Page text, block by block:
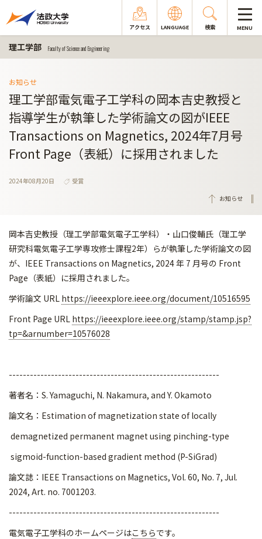
アクセス LANGUAGE 検索 MENU
理工学部 Faculty of Science and Engineering
お知らせ
理工学部電気電子工学科の岡本吉史教授と
指導学生が執筆した学術論文の図がIEEE
Transactions on Magnetics, 2024年7月号
Front Page（表紙）に採用されました
2024年08月20日
受賞
お知らせ
岡本吉史教授（理工学部電気電子工学科）・山口俊輔氏（理工学
研究科電気電子工学専攻修士課程2年） らが執筆した学術論文の図
が、IEEE Transactions on Magnetics, 2024 年 7 月号の Front
Page（表紙）に採用されました。
学術論文 URL https://ieeexplore.ieee.org/document/10516595
Front Page URL https://ieeexplore.ieee.org/stamp/stamp.jsp?
tp=&arnumber=10576028
------------------------------------------------------------
著者名：S. Yamaguchi, N. Nakamura, and Y. Okamoto
論文名：Estimation of magnetization state of locally
demagnetized permanent magnet using pinching-type
sigmoid-function-based gradient method (P-SiGrad)
論文誌：IEEE Transactions on Magnetics, Vol. 60, No. 7, Jul.
2024, Art. no. 7001203.
------------------------------------------------------------
電気電子工学科のホームページはこちらです。